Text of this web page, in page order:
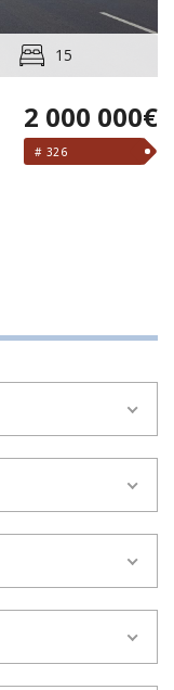
15
2 000 000€
# 326